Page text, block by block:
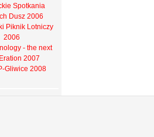
Spotkania
Dusz 2006
Piknik Lotniczy
2006
- the next
2007
Gliwice 2008